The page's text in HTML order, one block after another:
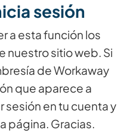
sesión
a esta función los
nuestro sitio web. Si
de Workaway
que aparece a
sesión en tu cuenta y
página. Gracias.